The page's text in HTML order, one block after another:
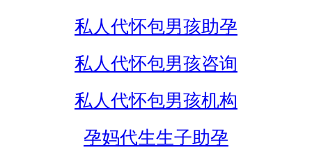
私人代怀包男孩助孕
私人代怀包男孩咨询
私人代怀包男孩机构
孕妈代生生子助孕